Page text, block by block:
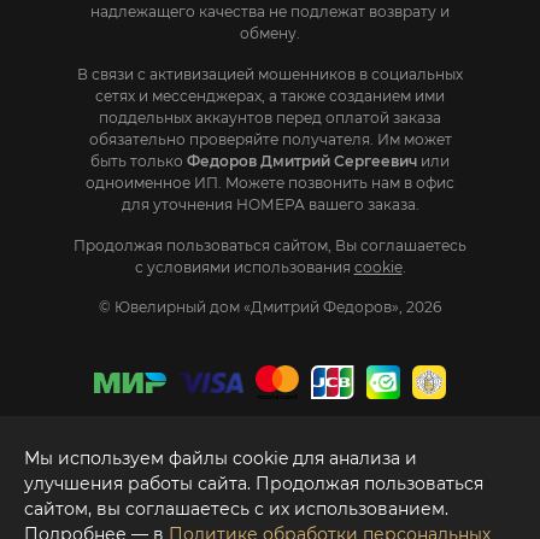
надлежащего качества не подлежат возврату и
обмену.
В связи с активизацией мошенников в социальных
сетях и мессенджерах, а также созданием ими
поддельных аккаунтов перед оплатой заказа
обязательно проверяйте получателя. Им может
быть только Федоров Дмитрий Сергеевич или
одноименное ИП. Mожете позвонить нам в офис
для уточнения НОМЕРА вашего заказа.
Продолжая пользоваться сайтом, Вы соглашаетесь
с условиями использования cookie.
© Ювелирный дом «Дмитрий Федоров», 2026
Мы используем файлы cookie для анализа и
улучшения работы сайта. Продолжая пользоваться
сайтом, вы соглашаетесь с их использованием.
Подробнее — в Политике обработки персональных